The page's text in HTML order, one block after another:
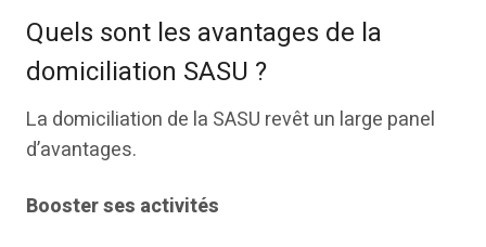
Quels sont les avantages de la
domiciliation SASU ?
La domiciliation de la SASU revêt un large panel
d’avantages.
Booster ses activités